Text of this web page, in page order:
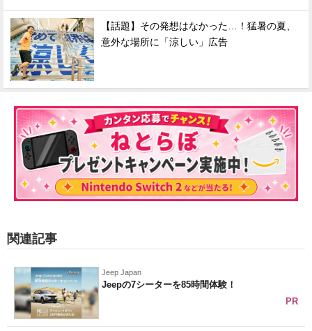
【話題】その発想はなかった…！猛暑の夏、
意外な場所に「涼しい」広告
関連記事
Jeep Japan
Jeepの7シーターを85時間体験！
PR